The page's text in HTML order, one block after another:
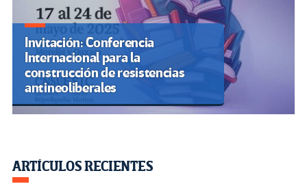
Invitación: Conferencia
Internacional para la
construcción de resistencias
antineoliberales
ARTÍCULOS RECIENTES